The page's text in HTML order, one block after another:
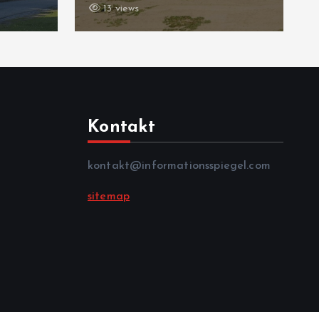
11 views
Kontakt
kontakt@informationsspiegel.com
sitemap